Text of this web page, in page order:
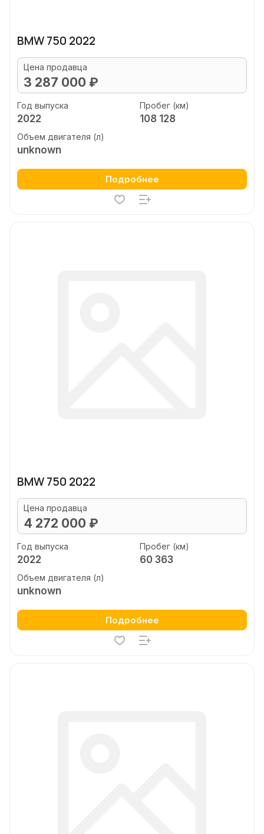
BMW 750 2022
Цена продавца
3 287 000 ₽
Год выпуска
2022
Пробег (км)
108 128
Объем двигателя (л)
unknown
Подробнее
BMW 750 2022
Цена продавца
4 272 000 ₽
Год выпуска
2022
Пробег (км)
60 363
Объем двигателя (л)
unknown
Подробнее